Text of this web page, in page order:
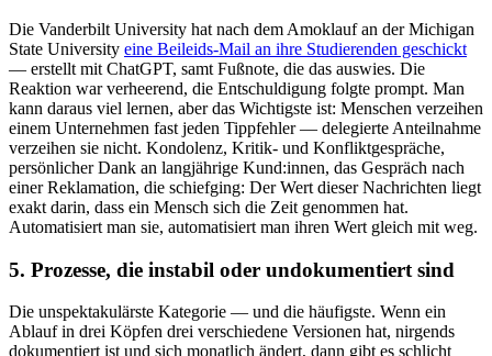
Die Vanderbilt University hat nach dem Amoklauf an der Michigan
State University eine Beileids-Mail an ihre Studierenden geschickt
— erstellt mit ChatGPT, samt Fußnote, die das auswies. Die
Reaktion war verheerend, die Entschuldigung folgte prompt. Man
kann daraus viel lernen, aber das Wichtigste ist: Menschen verzeihen
einem Unternehmen fast jeden Tippfehler — delegierte Anteilnahme
verzeihen sie nicht. Kondolenz, Kritik- und Konfliktgespräche,
persönlicher Dank an langjährige Kund:innen, das Gespräch nach
einer Reklamation, die schiefging: Der Wert dieser Nachrichten liegt
exakt darin, dass ein Mensch sich die Zeit genommen hat.
Automatisiert man sie, automatisiert man ihren Wert gleich mit weg.
5. Prozesse, die instabil oder undokumentiert sind
Die unspektakulärste Kategorie — und die häufigste. Wenn ein
Ablauf in drei Köpfen drei verschiedene Versionen hat, nirgends
dokumentiert ist und sich monatlich ändert, dann gibt es schlicht